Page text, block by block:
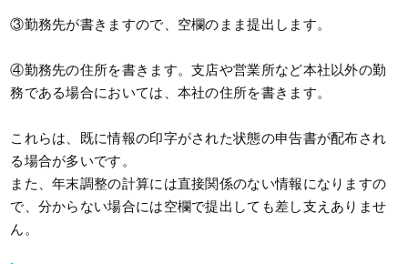
③勤務先が書きますので、空欄のまま提出します。
④勤務先の住所を書きます。支店や営業所など本社以外の勤
務である場合においては、本社の住所を書きます。
これらは、既に情報の印字がされた状態の申告書が配布され
る場合が多いです。
また、年末調整の計算には直接関係のない情報になりますの
で、分からない場合には空欄で提出しても差し支えありませ
ん。